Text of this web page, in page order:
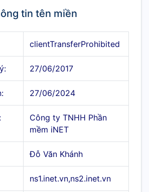
tin tên miền
clientTransferProhibited
27/06/2017
27/06/2024
Công ty TNHH Phần
mềm iNET
Đỗ Văn Khánh
ns1.inet.vn,ns2.inet.vn